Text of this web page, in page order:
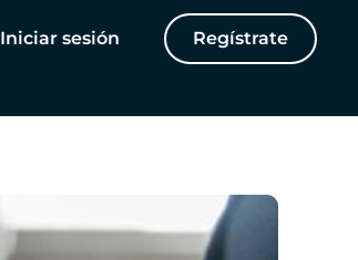
Iniciar sesión Regístrate